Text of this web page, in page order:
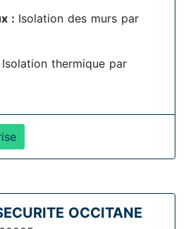
: Isolation des murs par
Isolation thermique par
OCCITANE